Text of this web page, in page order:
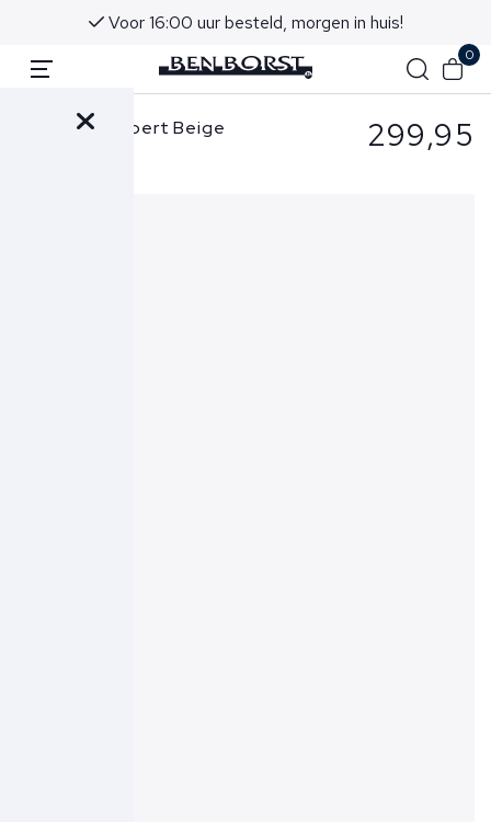
Voor 16:00 uur besteld, morgen in huis!
0
Cavallaro Colbert Beige 299,95